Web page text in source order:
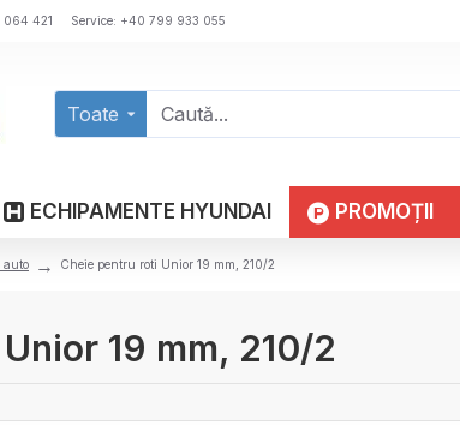
421 Service: +40 799 933 055
Toate
ECHIPAMENTE HYUNDAI PROMOȚII
auto Cheie pentru roti Unior 19 mm, 210/2
19 mm, 210/2